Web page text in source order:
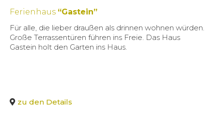
Ferienhaus “Gastein”
Für alle, die lieber draußen als drinnen wohnen würden.
Große Terrassentüren führen ins Freie. Das Haus
Gastein holt den Garten ins Haus.
zu den Details